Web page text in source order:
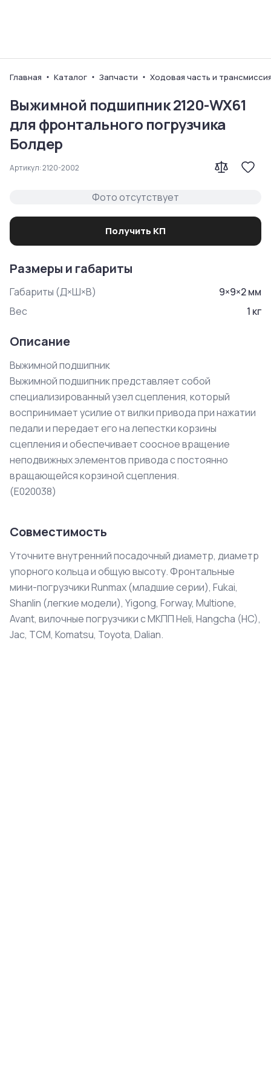
Главная Каталог Запчасти Ходовая часть и
Выжимной подшипник 2120-WX61
для фронтального погрузчика
Болдер
Артикул:2120-2002
Фото отсутствует
Получить КП
Размеры и габариты
Габариты (Д×Ш×В) 9×9×2мм
Вес
1 кг
Описание
Выжимной подшипник
Выжимной подшипник представляет собой
специализированный узел сцепления, который
воспринимает усилие от вилки привода при нажатии
педали и передает его на лепестки корзины
сцепления и обеспечивает соосное вращение
неподвижных элементов привода с постоянно
вращающейся корзиной сцепления.
(E020038)
Совместимость
Уточните внутренний посадочный диаметр, диаметр
упорного кольца и общую высоту. Фронтальные
мини-погрузчики Runmax (младшие серии), Fukai,
Shanlin (легкие модели), Yigong, Forway, Multione,
Avant, вилочные погрузчики с МКПП Heli, Hangcha (HC),
Jac, TCM, Komatsu, Toyota, Dalian.